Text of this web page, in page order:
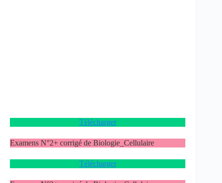
Télécharger
Examens N°2+ corrigé de Biologie_Cellulaire
Télécharger